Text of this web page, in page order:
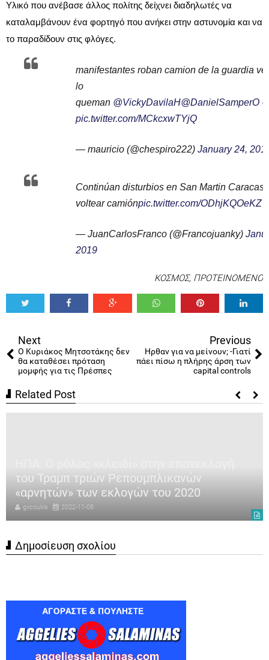
Υλικό που ανέβασε άλλος πολίτης δείχνει διαδηλωτές να
καταλαμβάνουν ένα φορτηγό που ανήκει στην αστυνομία και να
το παραδίδουν στις φλόγες.
manifestantes roban camion de la guardia
lo
queman @VickyDavilaH@DanielSamperO
pic.twitter.com/MCkcxwTYjQ
— mauricio (@chespiro222) January 24,
Continúan disturbios en San Martin Caracas
voltear camiónpic.twitter.com/ODhjKQOeKZ
— JuanCarlosFranco (@Francojuanky)
2019
ΚΟΣΜΟΣ, ΠΡΟΤΕΙΝΟΜΕΝΟ
Next
Ο Κυριάκος Μητσοτάκης δεν
θα καταθέσει πρόταση
μομφής για τις Πρέσπες
Previous
Ηρθαν για να μείνουν; -Γιατί
πάει πίσω η πλήρης άρση των
capital controls
Related Post
του Τραμπ τριών Ρεπουμπλικανών
«αρνητών» των εκλογών του 2020
gxcoukis 2022-11-08
Δημοσίευση σχολίου